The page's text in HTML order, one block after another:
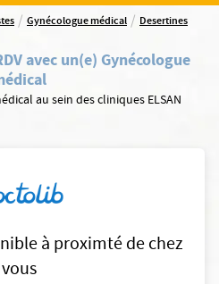
/ Gynécologue médical / Desertines
avec un(e) Gynécologue
au sein des cliniques ELSAN
à proximté de chez
vous